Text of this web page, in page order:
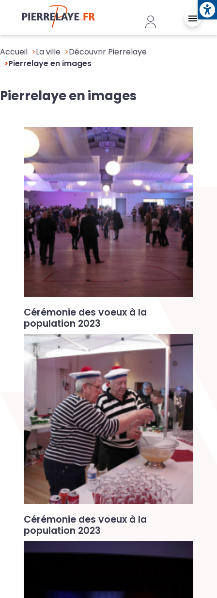
Aller au contenu principal
Header -
Accueil La ville
Découvrir Pierrelaye
Pierrelaye en images
Pierrelaye en images
Cérémonie des voeux à la
population 2023
Cérémonie des voeux à la
population 2023